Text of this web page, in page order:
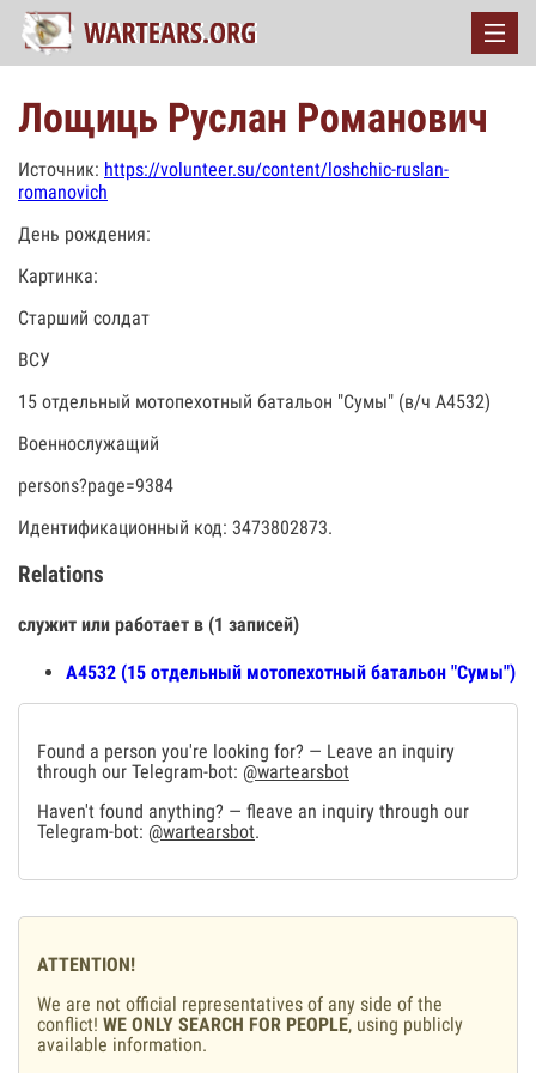
Лощиць Руслан Романович
Источник: https://volunteer.su/content/loshchic-ruslan-
romanovich
День рождения:
Картинка:
Старший солдат
ВСУ
15 отдельный мотопехотный батальон "Сумы" (в/ч А4532)
Военнослужащий
persons?page=9384
Идентификационный код: 3473802873.
Relations
служит или работает в (1 записей)
А4532 (15 отдельный мотопехотный батальон "Сумы")
Found a person you're looking for? — Leave an inquiry
through our Telegram-bot: @wartearsbot
Haven't found anything? — fleave an inquiry through our
Telegram-bot: @wartearsbot.
ATTENTION!
We are not official representatives of any side of the
conflict! WE ONLY SEARCH FOR PEOPLE, using publicly
available information.